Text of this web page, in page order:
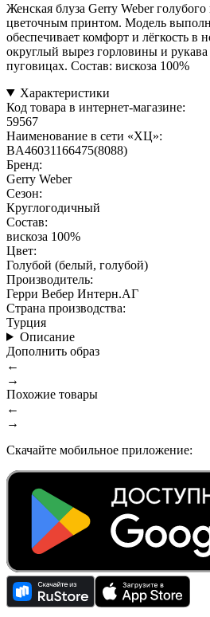
Женская блуза Gerry Weber
цветочным принтом. Модель
обеспечивает комфорт и лёгкость в
округлый вырез горловины и
пуговицах. Состав: вискоза 100%
Характеристики
Код товара в интернет-магазине:
59567
Наименование в сети «ХЦ»:
BA46031166475(8088)
Бренд:
Gerry Weber
Сезон:
Круглогодичный
Состав:
вискоза 100%
Цвет:
Голубой (белый, голубой)
Производитель:
Герри Вебер Интерн.АГ
Страна производства:
Турция
Описание
Дополнить образ
←
→
Похожие товары
←
→
Скачайте мобильное приложение: